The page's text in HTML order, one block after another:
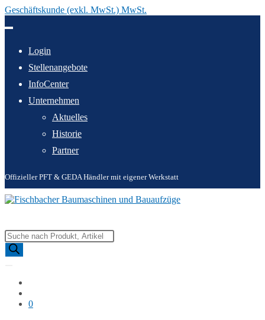
Geschäftskunde (exkl. MwSt.) MwSt.
Inhalt
Login
Stellenangebote
InfoCenter
Unternehmen
Aktuelles
Historie
Partner
Offizieller PFT & GEDA Händler mit eigener Werkstatt
Products
search
0